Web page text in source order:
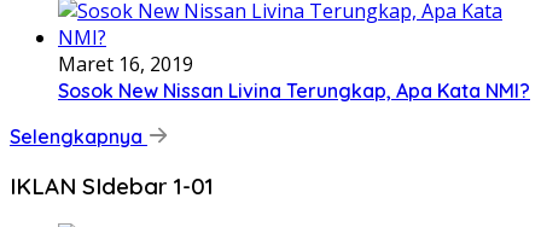
Maret 16, 2019
Sosok New Nissan Livina Terungkap, Apa Kata NMI?
Selengkapnya
IKLAN SIdebar 1-01